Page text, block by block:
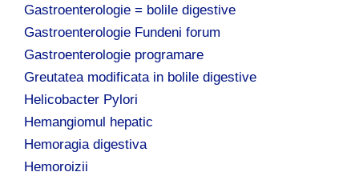
Gastroenterologie = bolile digestive
Gastroenterologie Fundeni forum
Gastroenterologie programare
Greutatea modificata in bolile digestive
Helicobacter Pylori
Hemangiomul hepatic
Hemoragia digestiva
Hemoroizii